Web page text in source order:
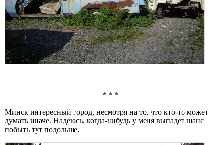
* * *
Минск интересный город, несмотря на то, что кто-то может
думать иначе. Надеюсь, когда-нибудь у меня выпадет шанс
побыть тут подольше.